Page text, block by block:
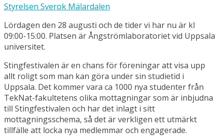
Styrelsen Sverok Mälardalen
Lördagen den 28 augusti och de tider vi har nu är kl
09:00-15:00. Platsen är Ångströmlaboratoriet vid Uppsala
universitet.
Stingfestivalen är en chans för föreningar att visa upp
allt roligt som man kan göra under sin studietid i
Uppsala. Det kommer vara ca 1000 nya studenter från
TekNat-fakultetens olika mottagningar som är inbjudna
till Stingfestivalen och har det inlagt i sitt
mottagningsschema, så det är verkligen ett utmärkt
tillfälle att locka nya medlemmar och engagerade.